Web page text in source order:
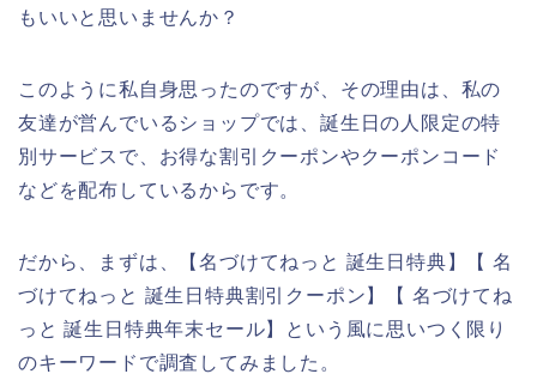
もいいと思いませんか？
このように私自身思ったのですが、その理由は、私の
友達が営んでいるショップでは、誕生日の人限定の特
別サービスで、お得な割引クーポンやクーポンコード
などを配布しているからです。
だから、まずは、【名づけてねっと 誕生日特典】【 名
づけてねっと 誕生日特典割引クーポン】【 名づけてね
っと 誕生日特典年末セール】という風に思いつく限り
のキーワードで調査してみました。